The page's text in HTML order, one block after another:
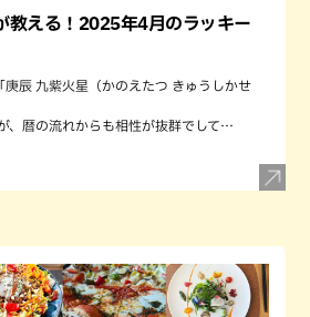
教える！2025年4月のラッキー
辰 九紫火星（かのえたつ きゅうしかせ
、暦の流れからも相性が抜群でして…